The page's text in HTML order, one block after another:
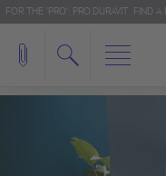
FOR THE 'PRO': PRO.DURAVIT FIND A